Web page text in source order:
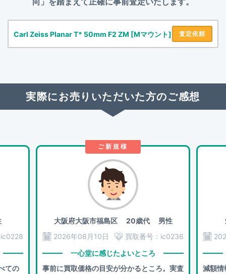
Carl Zeiss Planar T* 50mm F2 ZM [Mマウント] 査定依頼
実際にお売りいただいた方のご感想
ic0228
ての
ご新規様
大阪府大阪市福島区20歳代 男性
2026年08月10日
買取番号： ic0236
一心堂に感じたよいところ
事前に買取価格の目安が分かるところ。実査
減額情